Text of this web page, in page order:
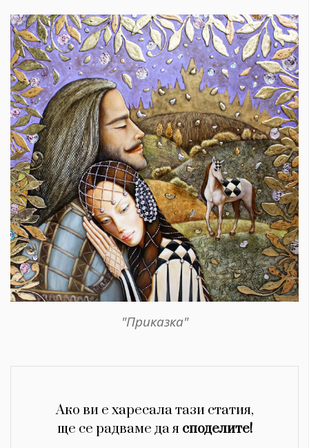
"Приказка"
Ако ви е харесала тази статия,
ще се радваме да я споделите!
КАТЕГОРИИ
Wine&Dine
Подкасти
Мода
Dialogue
Изкуство
Красота
Цветно
Гурме
Пътувай
Wellness
ЗА НАС
Условия за
ползване
За нас
Реклама
Политика за
поверителност
ModerenDom
СЛЕДВАЙТЕ НИ
Facebook Instagram Twitter
Pinterest
YouTube
Spotify Soundcloud
Ако нашият сайт ви харесва, можете да се абонирате за
© 2026, HighViewArt | Всички права запазени